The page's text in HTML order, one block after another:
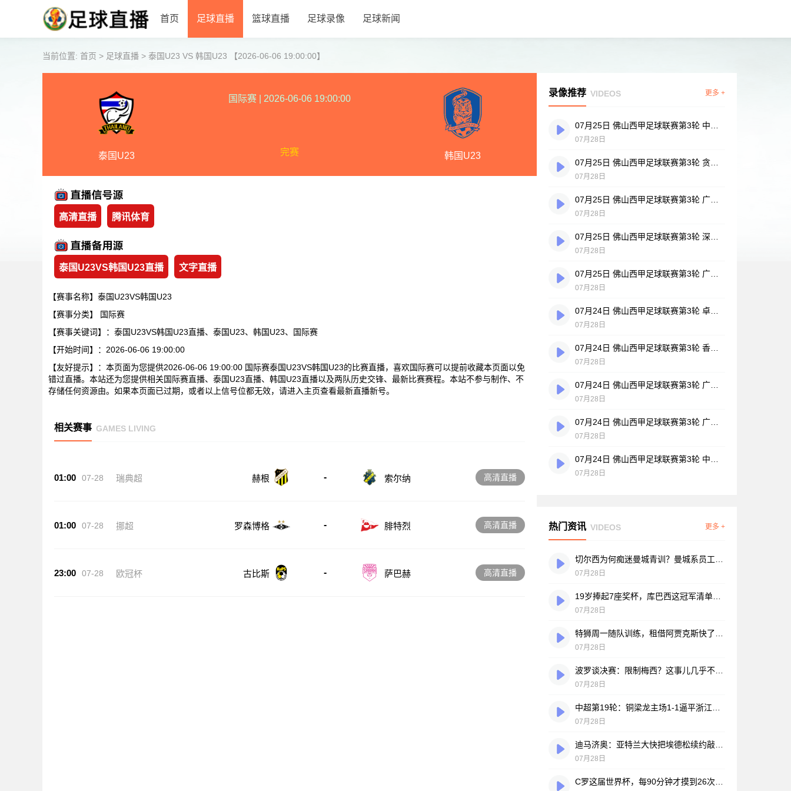
首页 足球直播 篮球直播 足球录像 足球新闻
当前位置: 首页 > 足球直播 > 泰国U23 VS 韩国U23 【2026-06-06 19:00:00】
泰国U23
国际赛 2026-06-06 19:00:00
完赛 韩国U23
高清直播 腾讯体育
泰国U23VS韩国U23直播 文字直播
【赛事名称】泰国U23VS韩国U23
【赛事分类】
国际赛
【赛事关键词】：泰国U23VS韩国U23直播、泰国U23、韩国U23、国际赛
【开始时间】：2026-06-06 19:00:00
【友好提示】：本页面为您提供2026-06-06 19:00:00 国际赛泰国U23VS韩国U23的比赛直播，喜欢国际赛可以提前收藏本页面以免
错过直播。本站还为您提供相关国际赛直播、泰国U23直播、韩国U23直播以及两队历史交锋、最新比赛赛程。本站不参与制作、不
存储任何资源由。如果本页面已过期，或者以上信号位都无效，请进入主页查看最新直播新号。
相关赛事 GAMES LIVING
01:00 07-28 瑞典超 赫根 - 索尔纳 高清直播
01:00 07-28 挪超 罗森博格 - 腓特烈 高清直播
23:00 07-28 欧冠杯 古比斯 - 萨巴赫 高清直播
录像推荐 VIDEOS 更多 +
07月28日
07月28日
07月28日
07月28日
07月28日
07月28日
07月28日
07月28日
07月28日
07月28日
热门资讯 VIDEOS 更多 +
07月28日
07月28日
07月28日
07月28日
07月28日
07月28日